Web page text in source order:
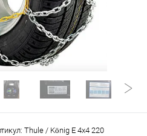
Thule / König E 4x4 220